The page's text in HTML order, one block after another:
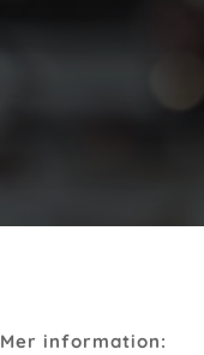
Mer information: